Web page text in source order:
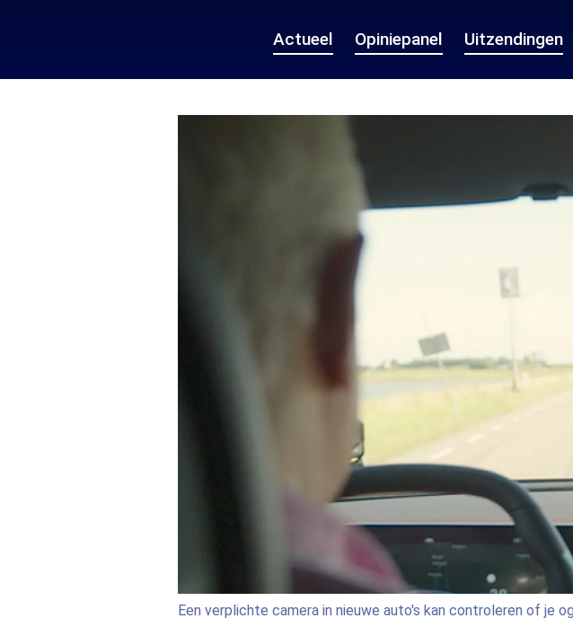
Actueel Opiniepanel Uitzendingen
Een verplichte camera in nieuwe auto's kan controleren of je